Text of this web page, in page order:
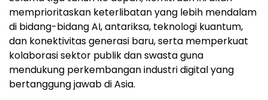
memprioritaskan keterlibatan yang lebih mendalam
di bidang-bidang AI, antariksa, teknologi kuantum,
dan konektivitas generasi baru, serta memperkuat
kolaborasi sektor publik dan swasta guna
mendukung perkembangan industri digital yang
bertanggung jawab di Asia.